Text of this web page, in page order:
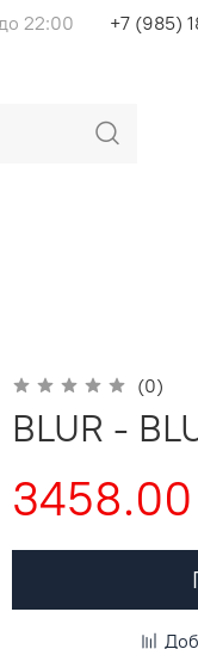
22:00 +7 (985)
(0)
BLUR -